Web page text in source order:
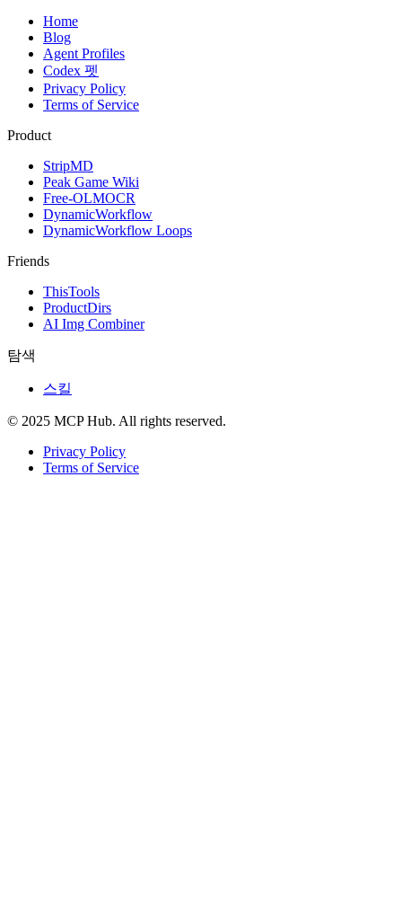
Home
Blog
Agent Profiles
Codex 펫
Privacy Policy
Terms of Service
Product
StripMD
Peak Game Wiki
Free-OLMOCR
DynamicWorkflow
DynamicWorkflow Loops
Friends
ThisTools
ProductDirs
AI Img Combiner
탐색
스킬
© 2025 MCP Hub. All rights reserved.
Privacy Policy
Terms of Service